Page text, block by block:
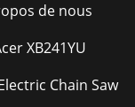
de nous
XB241YU
Chain Saw